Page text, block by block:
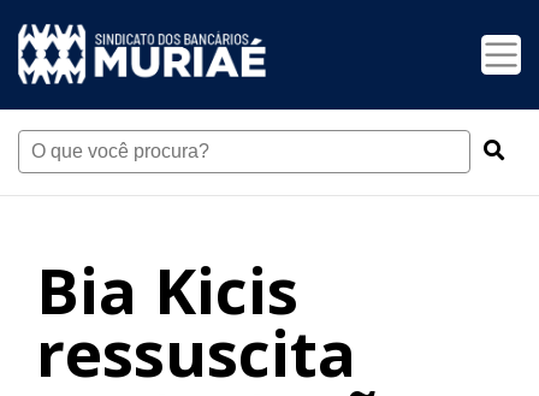
Bia Kicis
ressuscita